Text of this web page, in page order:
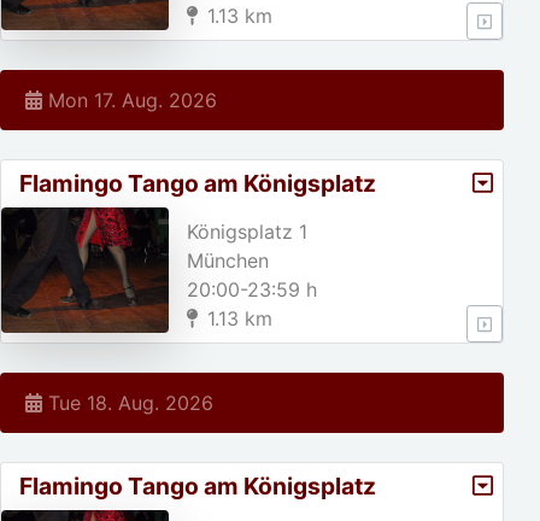
1.13 km
Mon 17. Aug. 2026
Flamingo Tango am Königsplatz
Königsplatz 1
München
20:00-23:59 h
1.13 km
Tue 18. Aug. 2026
Flamingo Tango am Königsplatz